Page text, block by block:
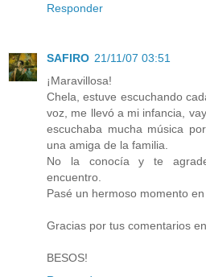
Responder
SAFIRO 21/11/07 03:51
¡Maravillosa!
Chela, estuve escuchando
voz, me llevó a mi infancia,
escuchaba mucha música
una amiga de la familia.
No la conocía y te
encuentro.
Pasé un hermoso momento
Gracias por tus comentarios en
BESOS!